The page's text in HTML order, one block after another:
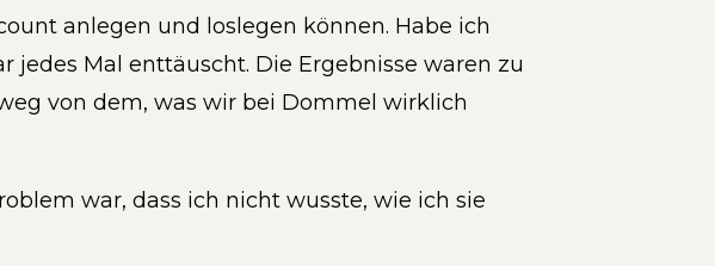
anlegen und loslegen können. Habe ich
jedes Mal enttäuscht. Die Ergebnisse waren zu
von dem, was wir bei Dommel wirklich
war, dass ich nicht wusste, wie ich sie